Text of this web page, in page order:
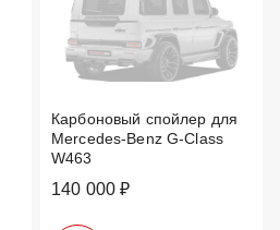
Карбоновый спойлер для
Mercedes-Benz G-Class
W463
140 000 ₽